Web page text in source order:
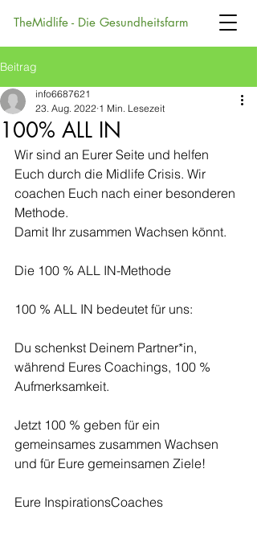
TheMidlife - Die Gesundheitsfarm
Beitrag
100% ALL IN
info6687621
23. Aug. 2022 1 Min. Lesezeit
Wir sind an Eurer Seite und helfen
Euch durch die Midlife Crisis. Wir
coachen Euch nach einer besonderen
Methode.
Damit Ihr zusammen Wachsen könnt.
Die 100 % ALL IN-Methode
100 % ALL IN bedeutet für uns:
Du schenkst Deinem Partner*in,
während Eures Coachings, 100 %
Aufmerksamkeit.
Jetzt 100 % geben für ein
gemeinsames zusammen Wachsen
und für Eure gemeinsamen Ziele!
Eure InspirationsCoaches